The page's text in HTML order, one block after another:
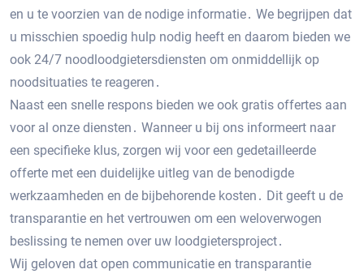
en u te voorzien van de nodige informatie․ We begrijpen dat
u misschien spoedig hulp nodig heeft en daarom bieden we
ook 24/7 noodloodgietersdiensten om onmiddellijk op
noodsituaties te reageren․
Naast een snelle respons bieden we ook gratis offertes aan
voor al onze diensten․ Wanneer u bij ons informeert naar
een specifieke klus, zorgen wij voor een gedetailleerde
offerte met een duidelijke uitleg van de benodigde
werkzaamheden en de bijbehorende kosten․ Dit geeft u de
transparantie en het vertrouwen om een weloverwogen
beslissing te nemen over uw loodgietersproject․
Wij geloven dat open communicatie en transparantie